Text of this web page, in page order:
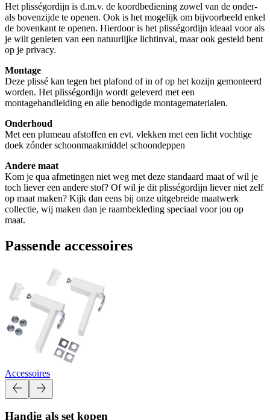
Het plisségordijn is d.m.v. de koordbediening zowel van de onder-
als bovenzijde te openen. Ook is het mogelijk om bijvoorbeeld enkel
de bovenkant te openen. Hierdoor is het plisségordijn ideaal voor als
je wilt genieten van een natuurlijke lichtinval, maar ook gesteld bent
op je privacy.
Montage
Deze plissé kan tegen het plafond of in of op het kozijn gemonteerd
worden. Het plisségordijn wordt geleverd met een
montagehandleiding en alle benodigde montagematerialen.
Onderhoud
Met een plumeau afstoffen en evt. vlekken met een licht vochtige
doek zónder schoonmaakmiddel schoondeppen
Andere maat
Kom je qua afmetingen niet weg met deze standaard maat of wil je
toch liever een andere stof? Of wil je dit plisségordijn liever niet zelf
op maat maken? Kijk dan eens bij onze uitgebreide maatwerk
collectie, wij maken dan je raambekleding speciaal voor jou op
maat.
Passende accessoires
Accessoires
Handig als set kopen